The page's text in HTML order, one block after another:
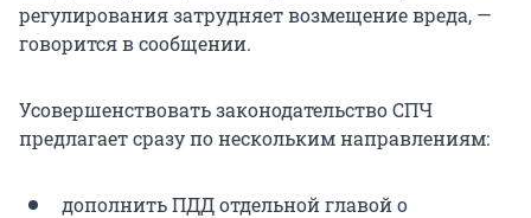
регулирования затрудняет возмещение вреда, —
говорится в сообщении.
Усовершенствовать законодательство СПЧ
предлагает сразу по нескольким направлениям:
дополнить ПДД отдельной главой о